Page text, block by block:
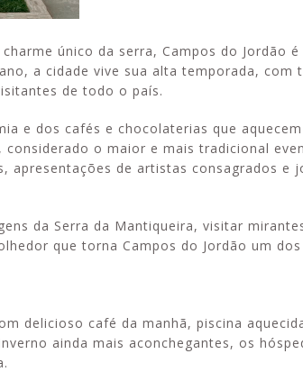
único da serra, Campos do Jordão
a cidade vive sua alta temporada, com
de todo o país.
e dos cafés e chocolaterias que
o maior e mais tradicional
apresentações de artistas consagrados e
da Serra da Mantiqueira, visitar
que torna Campos do Jordão um
delicioso café da manhã, piscina
ainda mais aconchegantes, os